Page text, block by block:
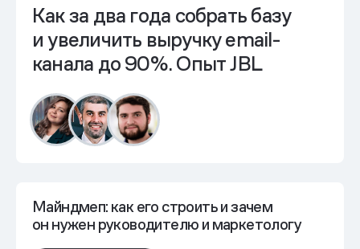
Как за два года собрать базу
и увеличить выручку email-
канала до 90%. Опыт JBL
Майндмеп: как его строить и зачем
он нужен руководителю и маркетологу